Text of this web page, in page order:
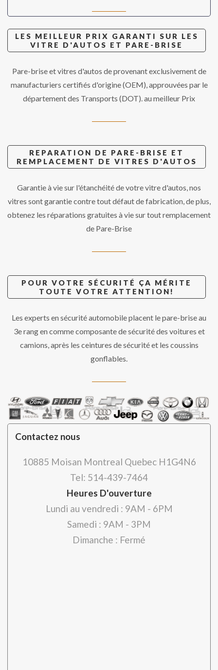
LES MEILLEUR PRIX GARANTI SUR LES
VITRE D'AUTOS ET PARE-BRISE
Pare-brise et vitres d'autos de provenant exclusivement de
manufacturiers certifiés d'origine (OEM), approuvées par le
département des Transports (DOT). au meilleur Prix
REPARATION DE PARE-BRISE ET
REMPLACEMENT DE VITRES D'AUTOS
Garantie à vie sur l'étanchéité de votre vitre d'autos, nos
vitres sont garantie contre tout défaut de fabrication, de plus,
obtenez les réparations gratuites à vie sur tout remplacement
de Pare-Brise
POUR VOTRE SÉCURITÉ ÇA MÉRITE
TOUTE VOTRE ATTENTION!
Les experts en sécurité automobile placent le pare-brise au
3e rang en comme composante de sécurité des voitures et
camions, après les ceintures de sécurité et les coussins
gonflables.
Contactez nous
10885 Moisan Montreal Quebec H1G4N6
Tel: 514-439-7464
Heures D'ouverture
Lundi au vendredi : 9AM - 6PM
Samedi : 9AM - 3PM
Dimanche : Fermé